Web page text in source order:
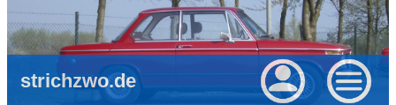
strichzwo.de